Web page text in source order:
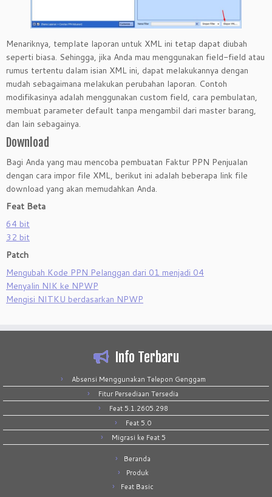
Menariknya, template laporan untuk XML ini tetap dapat diubah
seperti biasa. Sehingga, jika Anda mau menggunakan field-field atau
rumus tertentu dalam isian XML ini, dapat melakukannya dengan
mudah sebagaimana melakukan perubahan laporan. Contoh
modifikasinya adalah menggunakan custom field, cara pembulatan,
membuat parameter default tanpa mengambil dari master barang,
dan lain sebagainya.
Download
Bagi Anda yang mau mencoba pembuatan Faktur PPN Penjualan
dengan cara impor file XML, berikut ini adalah beberapa link file
download yang akan memudahkan Anda.
Feat Beta
64 bit
32 bit
Patch
Mengubah Kode PPN Pelanggan dari 01 menjadi 04
Menyalin NIK ke NPWP
Mengisi NITKU berdasarkan NPWP
Info Terbaru
Absensi Menggunakan Telepon Genggam
Fitur Persediaan Tersedia
Feat 5.1.2605.298
Feat 5.0
Migrasi ke Feat 5
Beranda
Produk
Feat Basic